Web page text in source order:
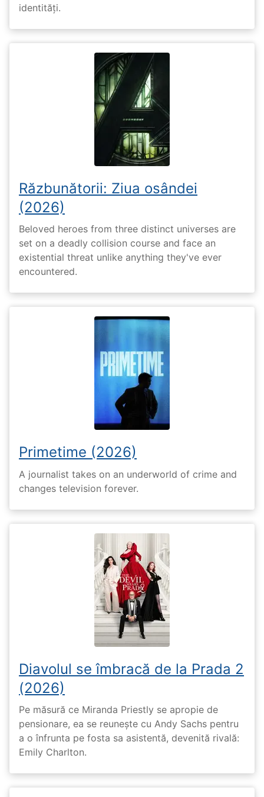
identități.
Răzbunătorii: Ziua osândei
(2026)
Beloved heroes from three distinct universes are
set on a deadly collision course and face an
existential threat unlike anything they've ever
encountered.
Primetime (2026)
A journalist takes on an underworld of crime and
changes television forever.
Diavolul se îmbracă de la Prada 2
(2026)
Pe măsură ce Miranda Priestly se apropie de
pensionare, ea se reunește cu Andy Sachs pentru
a o înfrunta pe fosta sa asistentă, devenită rivală:
Emily Charlton.